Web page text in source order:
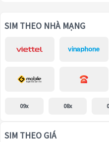
SIM THEO NHÀ MẠNG
09x 08x
SIM THEO GIÁ